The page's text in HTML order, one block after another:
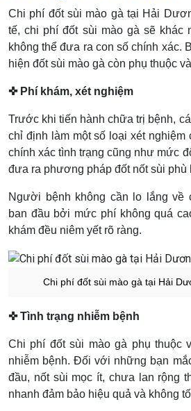
Chi phí đốt sùi mào gà tại Hải
tế, chi phí đốt sùi mào gà sẽ
không thể đưa ra con số chính xác.
hiện đốt sùi mào gà còn phụ thuộc
✜ Phí khám, xét nghiệm
Trước khi tiến hành chữa trị bệnh,
chỉ định làm một số loại xét nghiệm
chính xác tình trạng cũng như mức
đưa ra phương pháp đốt nốt sùi phù
Người bệnh không cần lo lắng về
ban đầu bởi mức phí không quá
khám đều niêm yết rõ ràng.
Chi phí đốt sùi mào gà tại Hải
✜ Tình trạng nhiễm bệnh
Chi phí đốt sùi mào gà phụ thuộc
nhiễm bệnh. Đối với những bạn
đầu, nốt sùi mọc ít, chưa lan rộng
nhanh đảm bảo hiệu quả và không